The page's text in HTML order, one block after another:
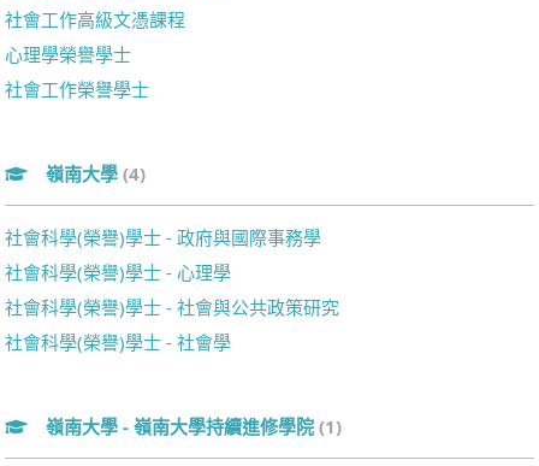
社會工作高級文憑課程
心理學榮譽學士
社會工作榮譽學士
嶺南大學 (4)
社會科學(榮譽)學士 - 政府與國際事務學
社會科學(榮譽)學士 - 心理學
社會科學(榮譽)學士 - 社會與公共政策研究
社會科學(榮譽)學士 - 社會學
嶺南大學 - 嶺南大學持續進修學院 (1)